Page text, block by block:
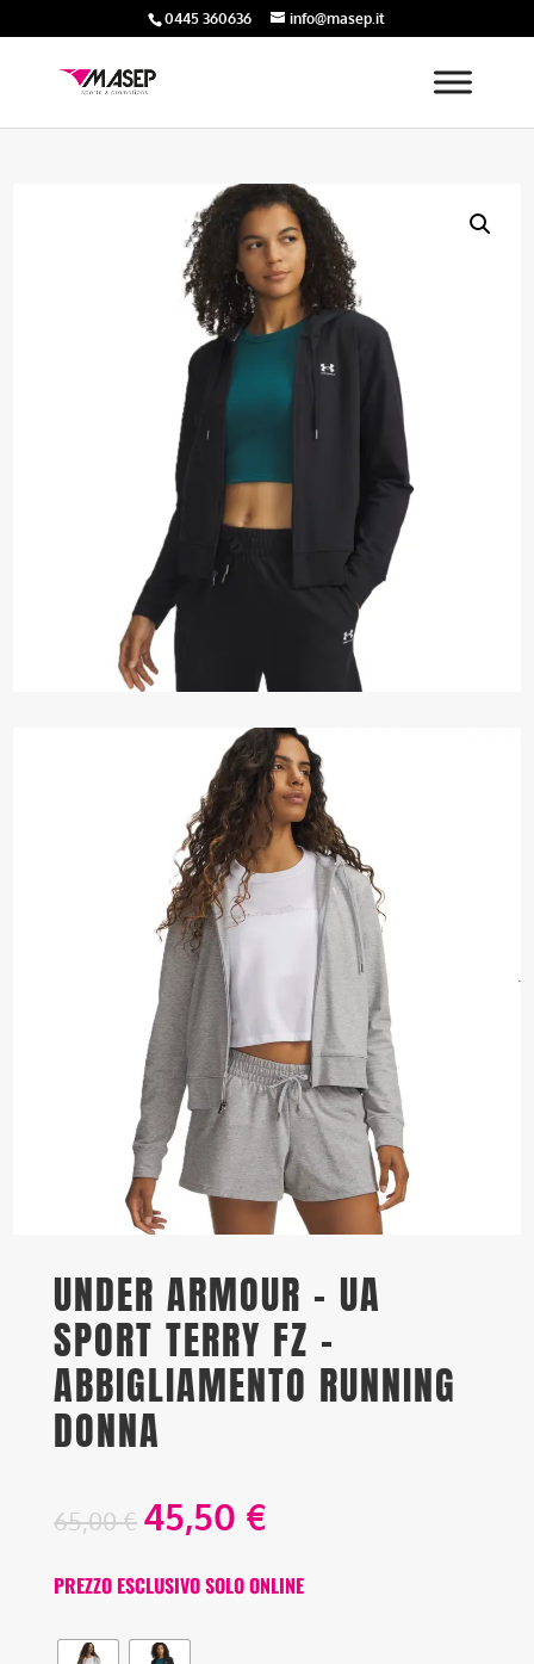
0445 360636 info@masep.it
UNDER ARMOUR – UA
SPORT TERRY FZ –
ABBIGLIAMENTO RUNNING
DONNA
65,00€ 45,50 €
PREZZO ESCLUSIVO SOLO ONLINE